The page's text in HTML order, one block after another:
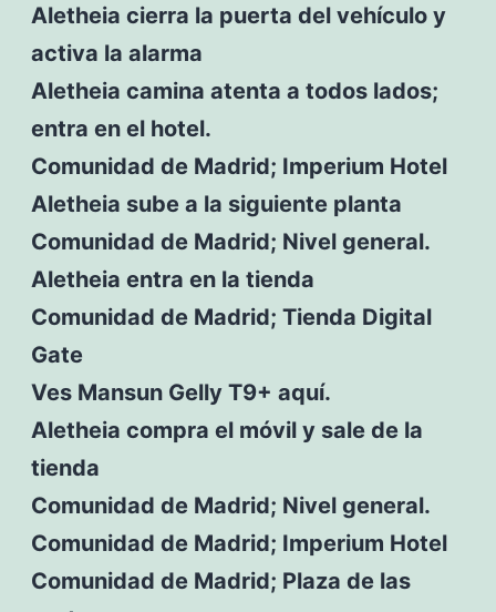
Aletheia cierra la puerta del vehículo y
activa la alarma
Aletheia camina atenta a todos lados;
entra en el hotel.
Comunidad de Madrid; Imperium Hotel
Aletheia sube a la siguiente planta
Comunidad de Madrid; Nivel general.
Aletheia entra en la tienda
Comunidad de Madrid; Tienda Digital
Gate
Ves Mansun Gelly T9+ aquí.
Aletheia compra el móvil y sale de la
tienda
Comunidad de Madrid; Nivel general.
Comunidad de Madrid; Imperium Hotel
Comunidad de Madrid; Plaza de las